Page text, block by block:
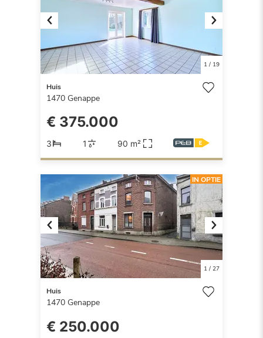
Previous Next
1/ 19
Huis
1470 Genappe
€ 375.000
3 1 90 m²
Previous Next
1/ 27
IN OPTIE
Huis
1470 Genappe
€ 250.000